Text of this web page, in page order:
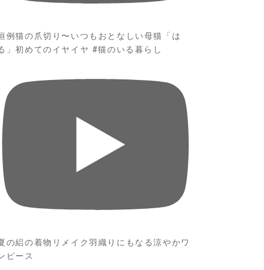
例猫の爪切り〜いつもおとなしい母猫「は
」初めてのイヤイヤ #猫のいる暮らし
の絽の着物リメイク羽織りにもなる涼やかワ
ピース